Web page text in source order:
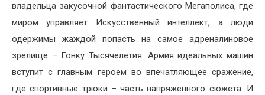
владельца закусочной фантастического Мегаполиса, где
миром управляет Искусственный интеллект, а люди
одержимы жаждой попасть на самое адреналиновое
зрелище – Гонку Тысячелетия. Армия идеальных машин
вступит с главным героем во впечатляющее сражение,
где спортивные трюки – часть напряженного сюжета. И